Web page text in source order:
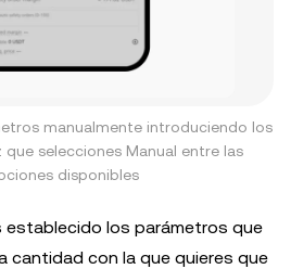
manualmente introduciendo los
que selecciones Manual entre las
disponibles
establecido los parámetros que
cantidad con la que quieres que